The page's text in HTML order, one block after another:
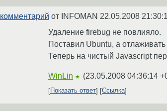
комментарий от INFOMAN 22.05.2008
Удаление firebug не повлияло.
Поставил Ubuntu, а
Теперь на чистый Javascript
WinLin ★ (23.05.2008 04:36:14
Показать ответ
Ссылка